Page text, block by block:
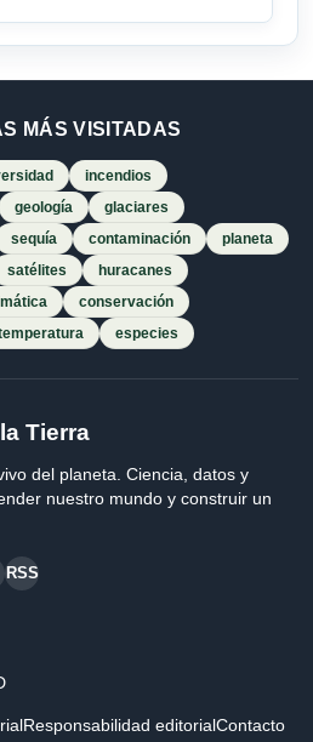
MÁS VISITADAS
incendios
geología
glaciares
sequía contaminación
planeta
satélites
huracanes
conservación
especies
Tierra
del planeta. Ciencia, datos y
nuestro mundo y construir un
RSS
Responsabilidad editorialContacto